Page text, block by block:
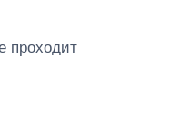
проходит